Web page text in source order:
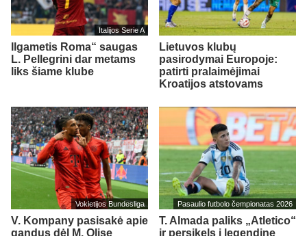
Italijos Serie A
Ilgametis Roma“ saugas
L. Pellegrini dar metams
liks šiame klube
Lietuvos klubų
pasirodymai Europoje:
patirti pralaimėjimai
Kroatijos atstovams
Vokietijos Bundesliga
V. Kompany pasisakė apie
gandus dėl M. Olise
Pasaulio futbolo čempionatas 2026
T. Almada paliks „Atletico“
ir persikels į legendinę